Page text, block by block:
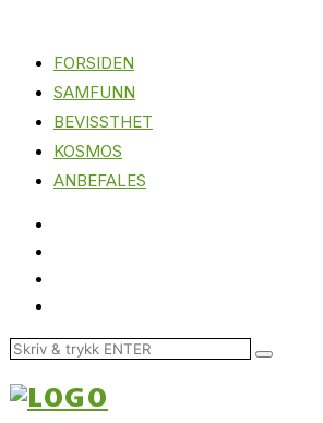
FORSIDEN
SAMFUNN
BEVISSTHET
KOSMOS
ANBEFALES